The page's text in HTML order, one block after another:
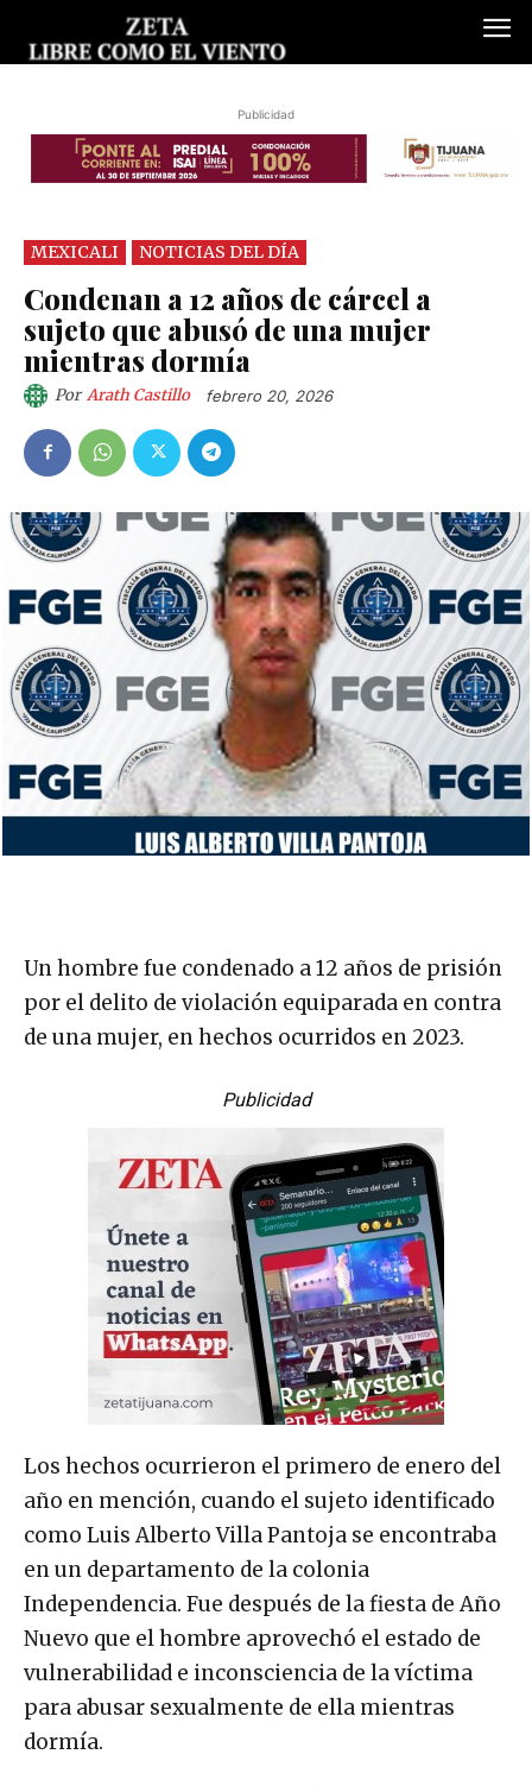
Publicidad
MEXICALI NOTICIAS DEL DÍA
Condenan a 12 años de cárcel a
sujeto que abusó de una mujer
mientras dormía
Por Arath Castillo febrero 20, 2026
Un hombre fue condenado a 12 años de prisión
por el delito de violación equiparada en contra
de una mujer, en hechos ocurridos en 2023.
Publicidad
Los hechos ocurrieron el primero de enero del
año en mención, cuando el sujeto identificado
como Luis Alberto Villa Pantoja se encontraba
en un departamento de la colonia
Independencia. Fue después de la fiesta de Año
Nuevo que el hombre aprovechó el estado de
vulnerabilidad e inconsciencia de la víctima
para abusar sexualmente de ella mientras
dormía.